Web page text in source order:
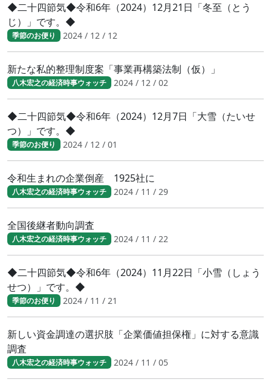
◆二十四節気◆令和6年（2024）12月21日「冬至（とう
じ）」です。◆
季節のお便り 2024 / 12 / 12
新たな私的整理制度案「事業再構築法制（仮）」
八木宏之の経済時事ウォッチ 2024 / 12 / 02
◆二十四節気◆令和6年（2024）12月7日「大雪（たいせ
つ）」です。◆
季節のお便り 2024 / 12 / 01
令和生まれの企業倒産 1925社に
八木宏之の経済時事ウォッチ 2024 / 11 / 29
全国後継者動向調査
八木宏之の経済時事ウォッチ 2024 / 11 / 22
◆二十四節気◆令和6年（2024）11月22日「小雪（しょう
せつ）」です。◆
季節のお便り 2024 / 11 / 21
新しい資金調達の選択肢「企業価値担保権」に対する意識
調査
八木宏之の経済時事ウォッチ 2024 / 11 / 05